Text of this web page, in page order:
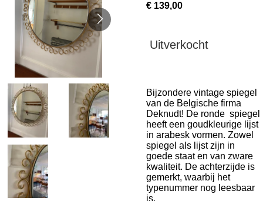
€ 139,00
Uitverkocht
Bijzondere vintage spiegel
van de Belgische firma
Deknudt! De ronde spiegel
heeft een goudkleurige lijst
in arabesk vormen. Zowel
spiegel als lijst zijn in
goede staat en van zware
kwaliteit. De achterzijde is
gemerkt, waarbij het
typenummer nog leesbaar
is.